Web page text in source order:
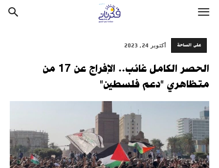
على الساحة أكتوبر 24, 2023
الحصر الكامل غائب.. الإفراج عن 17 من
متظاهري "دعم فلسطين"